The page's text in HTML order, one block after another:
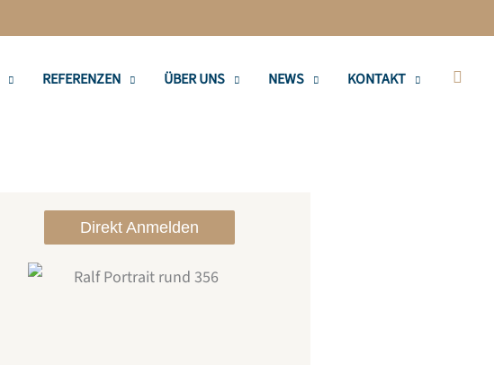
REFERENZEN ÜBER UNS NEWS KONTAKT
Direkt Anmelden